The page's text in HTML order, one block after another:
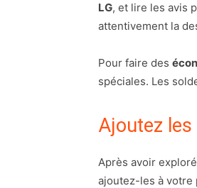
LG, et lire les avis
attentivement la
Pour faire des
spéciales. Les
Ajoutez
Après avoir
ajoutez-les à votre